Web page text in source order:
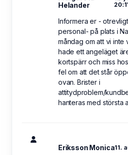
Helander
Informera er -
personal- på plats i
måndag om att vi
hade ett angeläget
kortspärr och miss
fel om att det står
ovan. Brister i
attitydproblem/
hanteras med största
Eriksson Monica11.